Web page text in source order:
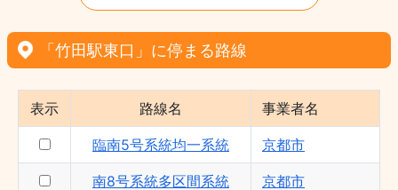
「竹田駅東口」に停まる路線
表示 路線名 事業者名
臨南5号系統均一系統 京都市
南8号系統多区間系統 京都市